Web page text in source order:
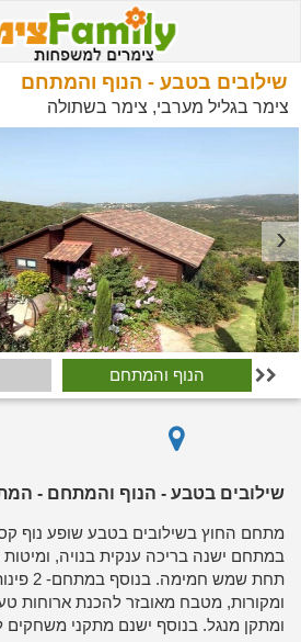
שילובים בטבע - הנוף והמתחם
צימר בגליל מערבי, צימר בשתולה
הנוף והמתחם 
שילובים בטבע - הנוף והמתחם -
מתחם החוץ בשילובים בטבע שופע נוף
במתחם ישנה בריכה ענקית בנויה, ומיטות
תחת שמש
ומקורות, מטבח מאובזר להכנת ארוחות
ומתקן מנגל. בנוסף ישנם מתקני משחקים